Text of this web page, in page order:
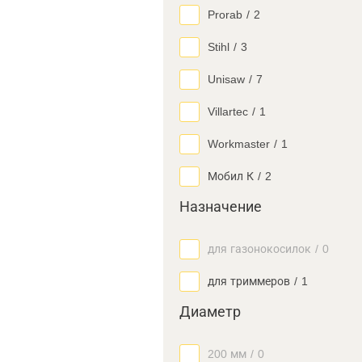
Prorab / 2
Stihl / 3
Unisaw / 7
Villartec / 1
Workmaster / 1
Мобил К / 2
Назначение
для газонокосилок / 0
для триммеров / 1
Диаметр
200 мм / 0